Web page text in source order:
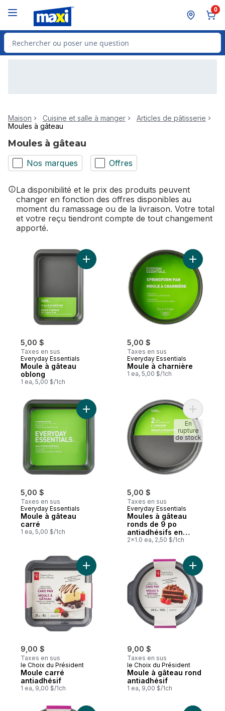
0
Rechercher des produits
Maison Cuisine et salle à manger
Articles de pâtisserie
Moules à gâteau
Moules à gâteau
Nos marques Offres
La disponibilité et le prix des produits peuvent
changer en fonction des offres disponibles au
moment du ramassage ou de la livraison. Votre total
et votre reçu tiendront compte de tout changement
apporté.
5,00 $
Taxes en sus
Everyday Essentials
Moule à gâteau
oblong
1 ea, 5,00 $/1ch
Ajouter Moule à gâteau oblong au panier
5,00 $
Taxes en sus
Everyday Essentials
Moule à charnière
1 ea, 5,00 $/1ch
5,00 $
Taxes en sus
Everyday Essentials
Moule à gâteau
carré
1 ea, 5,00 $/1ch
Ajouter Moule à gâteau carré au panier
5,00 $
Taxes en sus
Everyday Essentials
Moules à gâteau
ronds de 9 po
antiadhésifs en
acier au carbone, 2
2x1.0 ea, 2,50 $/1ch
Ajouter
En
rupture
de stock
9,00 $
Taxes en sus
le Choix du Président
Moule carré
antiadhésif
1 ea, 9,00 $/1ch
Ajouter Moule carré antiadhésif au panier
9,00 $
Taxes en sus
le Choix du Président
Moule à gâteau rond
antiadhésif
1 ea, 9,00 $/1ch